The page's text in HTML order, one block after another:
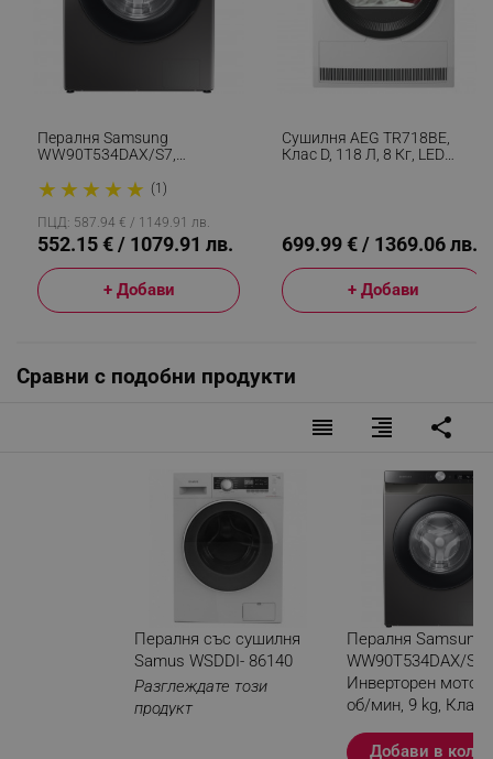
Пералня Samsung
WW90T534DAX/S7,
Об/мин, 9 Kg, Клас A, LED
Дисплей, Таймер, Inox
★ ★ ★ ★ ★ (1)
ПЦД: 587.94 € / 1149.91 лв.
552.15 € / 1079.91 лв.
+ Добави
Сушилня AEG TR718BE,
Клас D, 118 Л, 8 Кг, LED
699.99 € / 1369.06 лв.
+ Добави
Сравни с подобни продукти
reorder format_align_right share
Пералня със сушилня
Samus WSDDI- 86140
Разглеждате този
продукт
Пералня Samsung
WW90T534DAX/S7,
Инверторен
об/мин, 9 kg, Клас
InoxДобави в